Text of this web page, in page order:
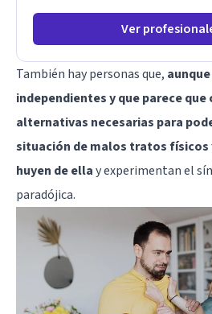
Ver
También hay personas que,
independientes y que parece que
alternativas necesarias para
situación de malos tratos físicos
huyen de ellay experimentan el
paradójica.